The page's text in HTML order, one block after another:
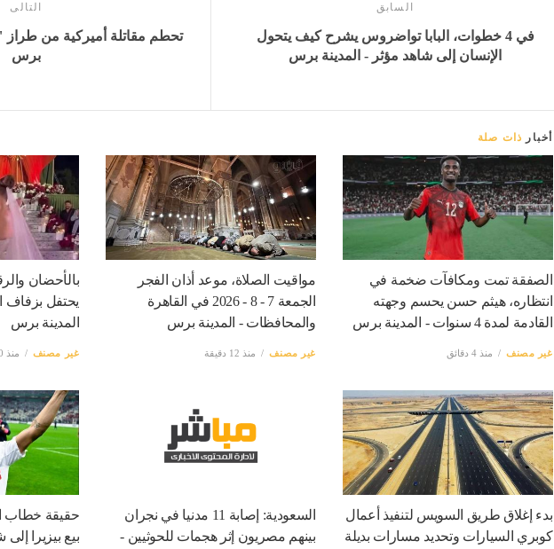
السابق
في 4 خطوات، البابا تواضروس يشرح كيف يتحول
الإنسان إلى شاهد مؤثر - المدينة برس
التالى
برس
أخبار ذات صلة
الصفقة تمت ومكافآت ضخمة في
انتظاره، هيثم حسن يحسم وجهته
القادمة لمدة 4 سنوات - المدينة برس
غير مصنف منذ 4 دقائق
مواقيت الصلاة، موعد أذان الفجر
الجمعة 7 - 8 - 2026 في القاهرة
والمحافظات - المدينة برس
غير مصنف منذ 12 دقيقة
بالأحضان
يحتفل بزفاف
المدينة برس
غير مصنف منذ 20 دقيقة
بدء إغلاق طريق السويس لتنفيذ أعمال
كوبري السيارات وتحديد مسارات بديلة
السعودية: إصابة 11 مدنيا في نجران
بينهم مصريون إثر هجمات للحوثيين -
حقيقة خطاب
بيع بيزيرا